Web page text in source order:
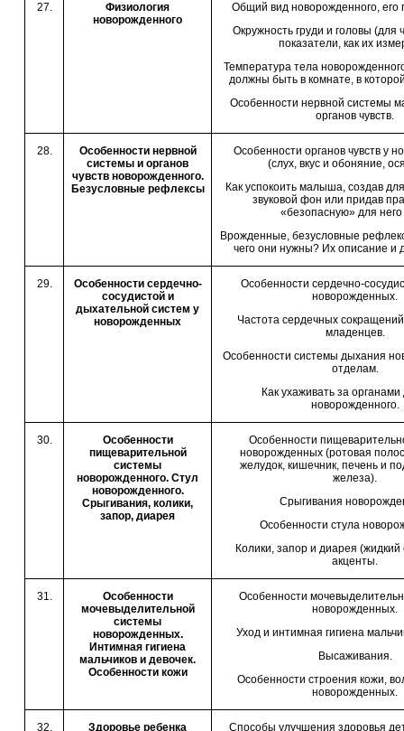
27.
Физиология
новорожденного
Общий вид новорожденного, его
Окружность груди и головы (для
показатели, как их
Температура тела
должны быть в комнате, в
Особенности нервной системы
органов чувств.
28.
Особенности нервной
системы и органов
чувств новорожденного.
Безусловные рефлексы
Особенности органов чувств у
(слух, вкус и обоняние,
Как успокоить малыша, создав
звуковой фон или придав
«безопасную» для него
Врожденные, безусловные
чего они нужны? Их описание и
29.
Особенности сердечно-
сосудистой и
дыхательной систем у
новорожденных
Особенности сердечно-
новорожденных.
Частота сердечных
младенцев.
Особенности системы дыхания
отделам.
Как ухаживать за
новорожденного.
30.
Особенности
пищеварительной
системы
новорожденного. Стул
новорожденного.
Срыгивания, колики,
запор, диарея
Особенности
новорожденных (ротовая
желудок, кишечник, печень и
железа).
Срыгивания
Особенности стула
Колики, запор и диарея
акценты.
31.
Особенности
мочевыделительной
системы
новорожденных.
Интимная гигиена
мальчиков и девочек.
Особенности кожи
Особенности
новорожденных.
Уход и интимная гигиена
Высаживания.
Особенности строения кожи,
новорожденных.
32. Здоровье ребенка
Способы улучшения здоровья